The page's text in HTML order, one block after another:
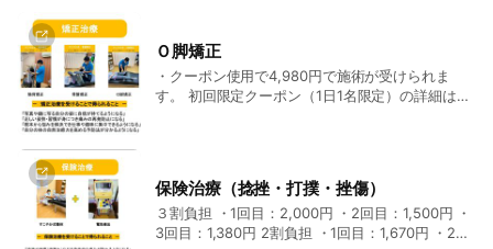
◎ 健康に前向きで、セルフケアを継続できる方
◎ 定期的に通院し、しっかり体を整えたい方
Ｏ脚矯正
・クーポン使用で4,980円で施術が受けられま
す。 初回限定クーポン（1日1名限定）の詳細は、
保険治療（捻挫・打撲・挫傷）
３割負担 ・1回目：2,000円 ・2回目：1,500円 ・
3回目：1,380円 2割負担 ・1回目：1,670円 ・2回